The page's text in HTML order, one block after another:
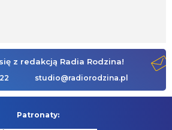
z redakcją Radia Rodzina!
studio@radiorodzina.pl
Patronaty: